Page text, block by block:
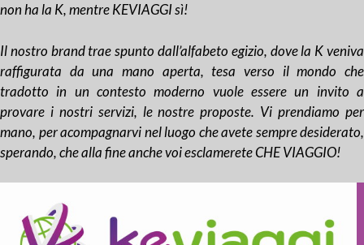
non ha la K, mentre KEVIAGGI sì!
Il nostro brand trae spunto dall’alfabeto egizio, dove la K veniva
raffigurata da una mano aperta, tesa verso il mondo che
tradotto in un contesto moderno vuole essere un invito a
provare i nostri servizi, le nostre proposte. Vi prendiamo per
mano, per acompagnarvi nel luogo che avete sempre desiderato,
sperando, che alla fine anche voi esclamerete CHE VIAGGIO!